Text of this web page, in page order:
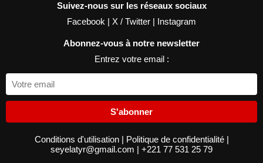
Suivez-nous sur les réseaux sociaux
Facebook | X / Twitter | Instagram
Abonnez-vous à notre newsletter
Entrez votre email :
S'abonner
Conditions d'utilisation | Politique de confidentialité |
seyelatyr@gmail.com | +221 77 531 25 79